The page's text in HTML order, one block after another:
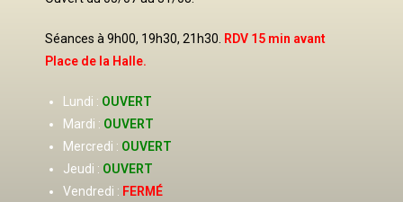
Séances à 9h00, 19h30, 21h30. RDV 15 min avant
Place de la Halle.
Lundi : OUVERT
Mardi : OUVERT
Mercredi : OUVERT
Jeudi : OUVERT
Vendredi : FERMÉ